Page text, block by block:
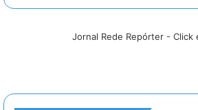
Jornal Rede Repórter - Click